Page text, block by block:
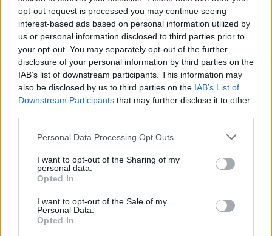
opt-out request is processed you may continue seeing
interest-based ads based on personal information utilized by
us or personal information disclosed to third parties prior to
your opt-out. You may separately opt-out of the further
disclosure of your personal information by third parties on the
IAB’s list of downstream participants. This information may
also be disclosed by us to third parties on the IAB’s List of
Downstream Participants that may further disclose it to other
Please note that this website/app uses one or more Google
not limited to your visit or usage behaviour. You may click to
grant or deny consent to Google and its third-party tags to
use your data for below specified purposes in below Google
consent section.
Personal Data Processing Opt Outs
I want to opt-out of the Sharing of my
personal data.
Opted In
I want to opt-out of the Sale of my
Personal Data.
Opted In
Όσοι αντέχουν αυτή τη ζωή, δεν την αντέχουν
χωρίς να πληρώσουν ψυχικό κόστος. Εύχομαι όταν
επιστρέφουν, - όσοι επιστρέφουν - να νιώθουν
δικαιωμένοι από τις επιλογές τους. Γιατί όλοι δεν
κατόρθωσαν να διακριθούν στο επίπεδο που
σχεδίαζαν. Ούτε να έχουν την ποιότητα ζωής που